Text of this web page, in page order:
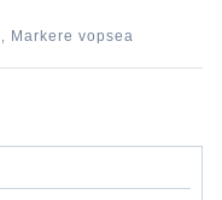
Markere vopsea